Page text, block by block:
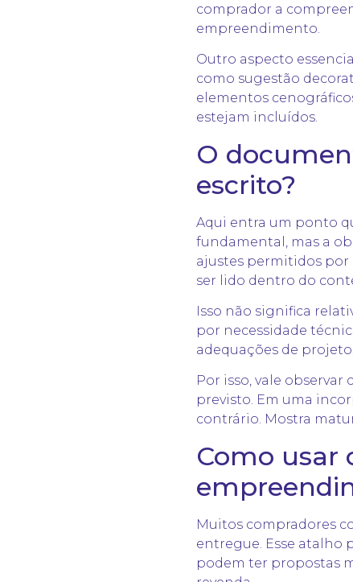
comprador a
empreendimento.
Outro aspecto
como sugestão
elementos
estejam incluídos.
O
escrito?
Aqui entra um ponto
fundamental, mas a
ajustes permitidos por
ser lido dentro do
Isso não significa
por necessidade
adequações de
Por isso, vale
previsto. Em uma
contrário. Mostra
Como usar
Muitos compradores
entregue. Esse atalho
podem ter propostas